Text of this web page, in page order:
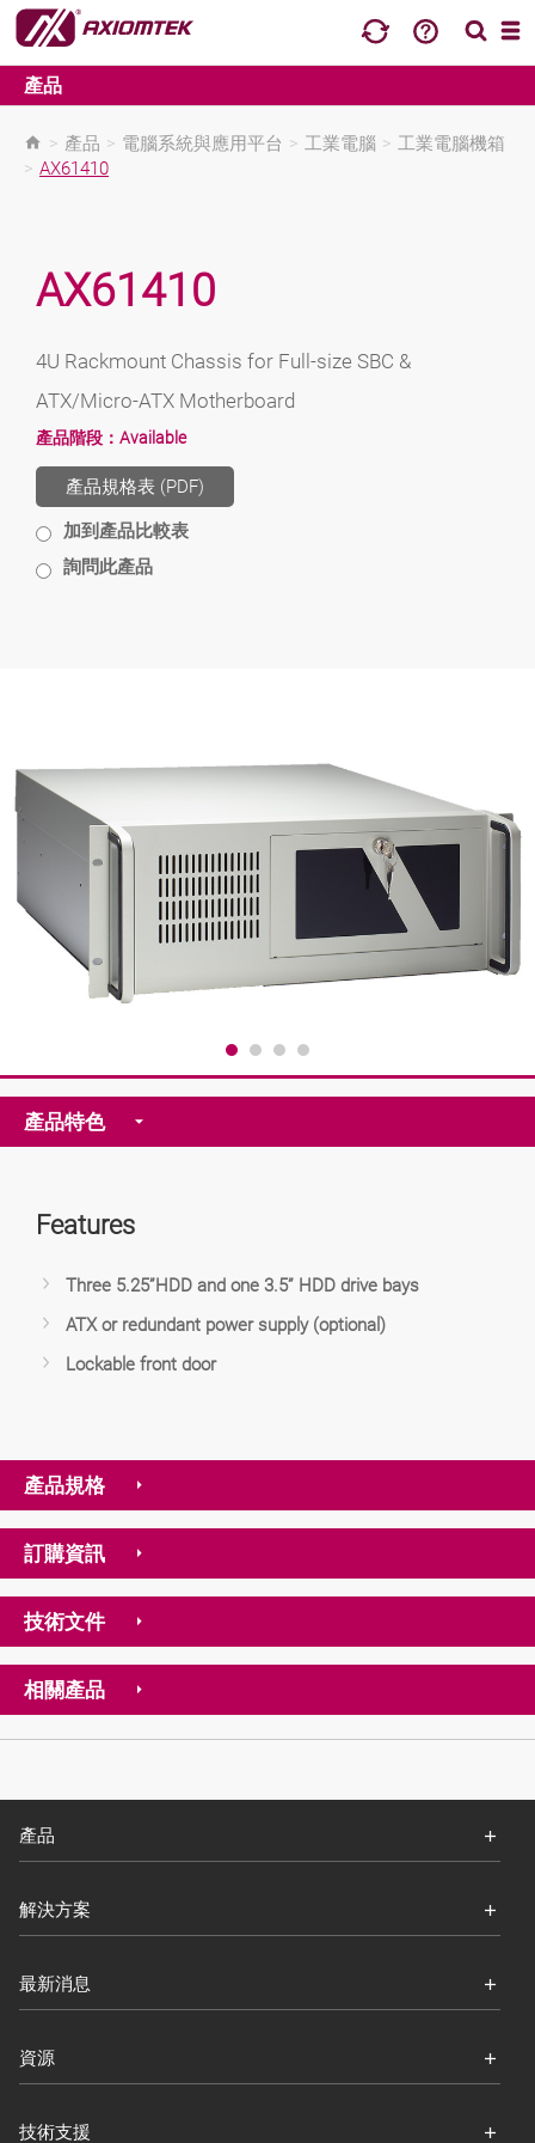
產品
> 產品 > 電腦系統與應用平台 > 工業電腦 > 工業電腦機箱
> AX61410
AX61410
4U Rackmount Chassis for Full-size SBC &
ATX/Micro-ATX Motherboard
產品階段： Available
產品規格表 (PDF)
加到產品比較表
詢問此產品
產品特色
Features
Three 5.25”HDD and one 3.5” HDD drive bays
ATX or redundant power supply (optional)
Lockable front door
產品規格
訂購資訊
技術文件
相關產品
產品
解決方案
最新消息
資源
技術支援